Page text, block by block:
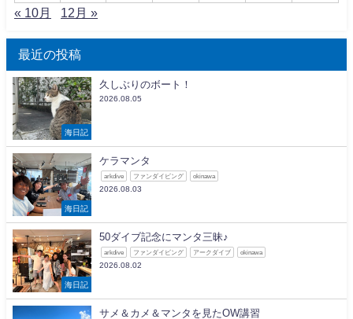
« 10月
12月 »
最近の投稿
海日記
久しぶりのボート！
2026.08.05
海日記
ケラマンタ
arkdive ファンダイビング okinawa
2026.08.03
海日記
50ダイブ記念にマンタ三昧♪
arkdive ファンダイビング アークダイブ okinawa
2026.08.02
サメ＆カメ＆マンタを見たOW講習